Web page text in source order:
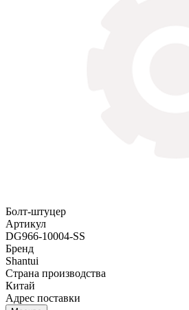
Болт-штуцер
Артикул
DG966-10004-SS
Бренд
Shantui
Страна производства
Китай
Адрес поставки